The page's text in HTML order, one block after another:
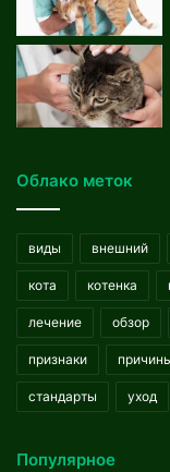
Облако меток
виды внешний
кота котенка
лечение обзор
признаки
стандарты уход
Популярное